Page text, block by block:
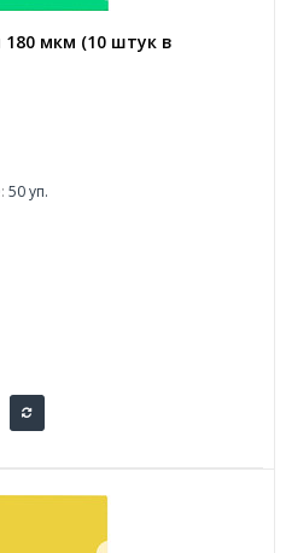
180 мкм (10 штук в
50 уп.